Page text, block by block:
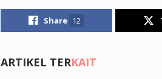
Share 12
ARTIKEL TERKAIT